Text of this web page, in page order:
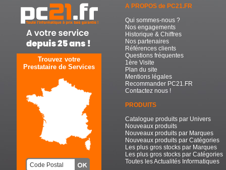
Trouvez votre
Prestataire de Services
A PROPOS de PC21.FR
Qui sommes-nous ?
Nos engagements
Historique & Chiffres
Nos partenaires
Références clients
Questions fréquentes
1ère Visite
Plan du site
Mentions légales
Recommander PC21.FR
Contactez nous !
PRODUITS
Catalogue produits par Univers
Nouveaux produits
Nouveaux produits par Marques
Nouveaux produits par Catégories
Les plus gros stocks par Marques
Les plus gros stocks par Catégories
Toutes les Actualités Informatiques